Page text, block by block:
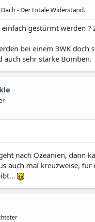
- Der totale Widerstand.
gestürmt werden ?
bei einem 3WK doch
auch sehr starke Bomben.
nach Ozeanien, dann
auch mal kreuzweise, für